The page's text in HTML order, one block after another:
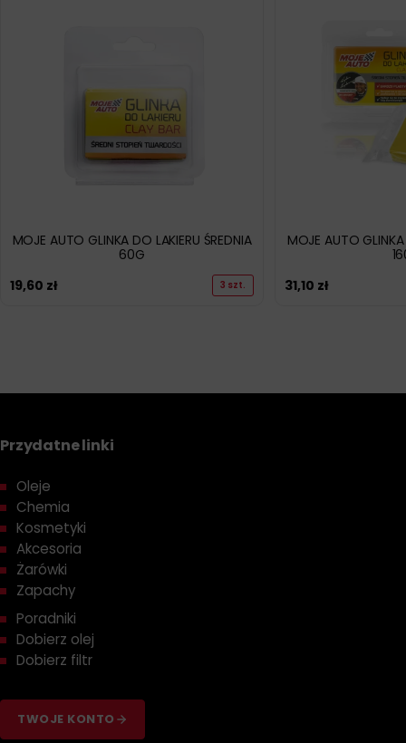
MOJE AUTO GLINKA DO LAKIERU ŚREDNIA
60G
19,60 zł 3 szt.
MOJE AUTO GLINKA
31,10 zł
Przydatne linki
Oleje
Chemia
Kosmetyki
Akcesoria
Żarówki
Zapachy
Poradniki
Dobierz olej
Dobierz filtr
TWOJE KONTO